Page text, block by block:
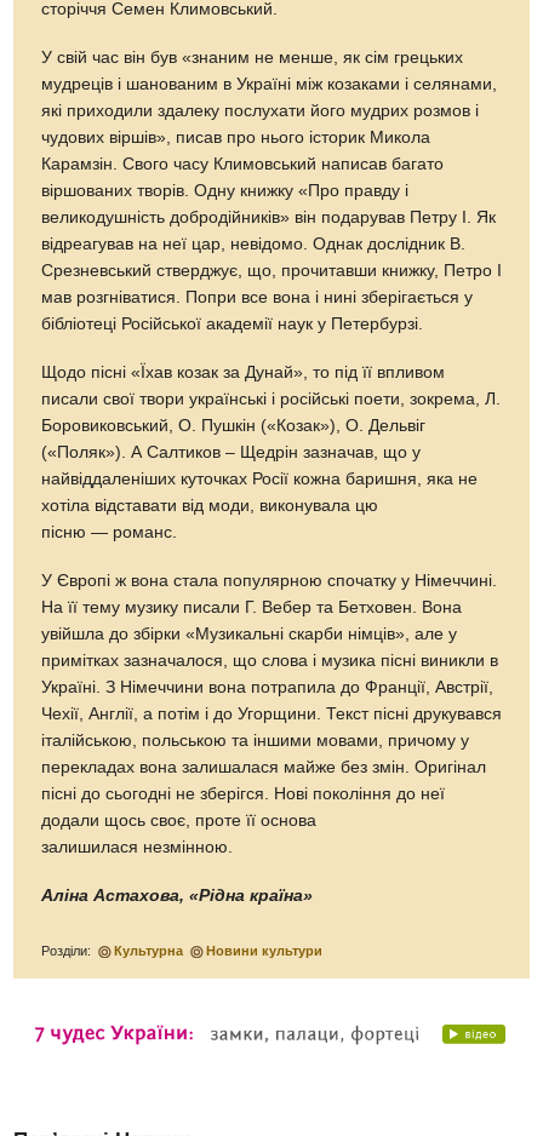
сторіччя Семен Климовський.
У свій час він був «знаним не менше, як сім грецьких
мудреців і шанованим в Україні між козаками і селянами,
які приходили здалеку послухати його мудрих розмов і
чудових віршів», писав про нього історик Микола
Карамзін. Свого часу Климовський написав багато
віршованих творів. Одну книжку «Про правду і
великодушність добродійників» він подарував Петру І. Як
відреагував на неї цар, невідомо. Однак дослідник В.
Срезневський стверджує, що, прочитавши книжку, Петро І
мав розгніватися. Попри все вона і нині зберігається у
бібліотеці Російської академії наук у Петербурзі.
Щодо пісні «Їхав козак за Дунай», то під її впливом
писали свої твори українські і російські поети, зокрема, Л.
Боровиковський, О. Пушкін («Козак»), О. Дельвіг
(«Поляк»). А Салтиков – Щедрін зазначав, що у
найвіддаленіших куточках Росії кожна баришня, яка не
хотіла відставати від моди, виконувала цю
пісню — романс.
У Європі ж вона стала популярною спочатку у Німеччині.
На її тему музику писали Г. Вебер та Бетховен. Вона
увійшла до збірки «Музикальні скарби німців», але у
примітках зазначалося, що слова і музика пісні виникли в
Україні. З Німеччини вона потрапила до Франції, Австрії,
Чехії, Англії, а потім і до Угорщини. Текст пісні друкувався
італійською, польською та іншими мовами, причому у
перекладах вона залишалася майже без змін. Оригінал
пісні до сьогодні не зберігся. Нові покоління до неї
додали щось своє, проте її основа
залишилася незмінною.
Аліна Астахова, «Рідна країна»
Розділи: Культурна Новини культури